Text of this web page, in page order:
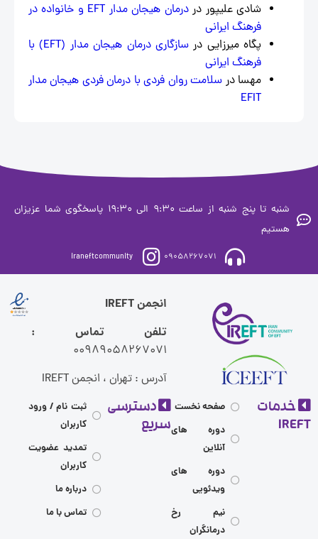
شادی علیپوردر
درمان هیجان مدار EFT و خانواده در
فرهنگ ایرانی
پگاه میرزاییدر
سازگاری درمان هیجان‌ مدار (EFT) با
فرهنگ ایرانی
مهسادرسلامت روان فردی با درمان فردی هیجان مدار
شنبه تا پنج شنبه از ساعت 9:30 الی 19:30 پاسخگوی شما عزیزان
09058267071
iraneftcommunity
تلفن تماس :
00989058267071
آدرس : تهران ، انجمن IREFT
صفحه نخست
دوره های
دوره های
ویدئویی
نیم رخ
درمانگران
دسترسی
سریع
ثبت نام / ورود
تمدید عضویت
درباره ما
تماس با ما